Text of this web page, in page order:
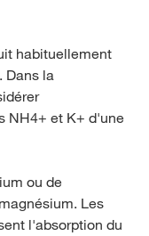
habituellement
Dans la
NH4+ et K+ d'une
ou de
Les
l'absorption du